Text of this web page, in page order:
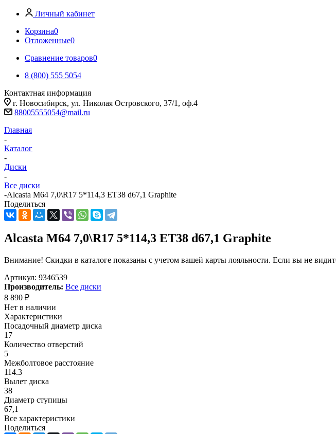
Личный кабинет
Корзина0
Отложенные0
Сравнение товаров0
8 (800) 555 5054
Контактная информация
г. Новосибирск, ул. Николая Островского, 37/1, оф.4
88005555054@mail.ru
Главная
-
Каталог
-
Диски
-
Все диски
-Alcasta M64 7,0\R17 5*114,3 ET38 d67,1 Graphite
Поделиться
Alcasta M64 7,0\R17 5*114,3 ET38 d67,1 Graphite
Внимание! Скидки в каталоге показаны с учетом вашей карты лояльности. Если вы не
Артикул: 9346539
Производитель: Все диски
8 890 ₽
Нет в наличии
Характеристики
Посадочный диаметр диска
17
Количество отверстий
5
Межболтовое расстояние
114.3
Вылет диска
38
Диаметр ступицы
67,1
Все характеристики
Поделиться